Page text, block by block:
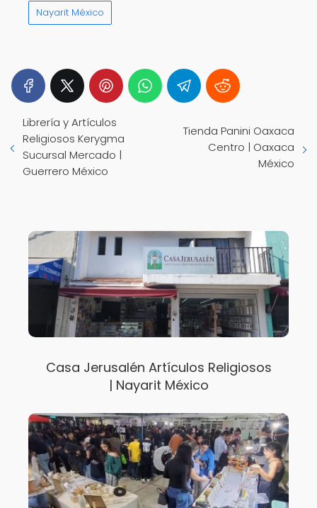
Nayarit México
Librería y Artículos
Religiosos Kerygma
Sucursal Mercado |
Guerrero México
Tienda Panini Oaxaca
Centro | Oaxaca
México
Casa Jerusalén Artículos Religiosos
| Nayarit México